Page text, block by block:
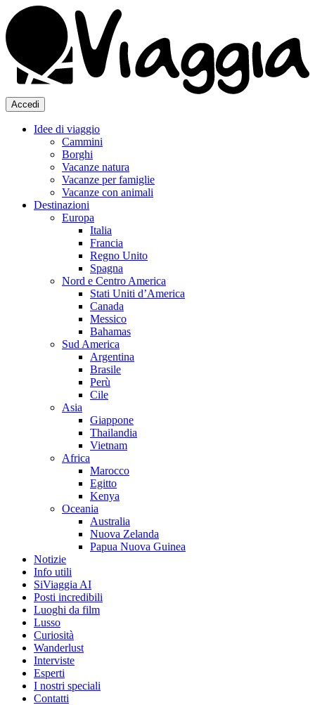
Accedi
Idee di viaggio
Cammini
Borghi
Vacanze natura
Vacanze per famiglie
Vacanze con animali
Destinazioni
Europa
Italia
Francia
Regno Unito
Spagna
Nord e Centro America
Stati Uniti d’America
Canada
Messico
Bahamas
Sud America
Argentina
Brasile
Perù
Cile
Asia
Giappone
Thailandia
Vietnam
Africa
Marocco
Egitto
Kenya
Oceania
Australia
Nuova Zelanda
Papua Nuova Guinea
Notizie
Info utili
SiViaggia AI
Posti incredibili
Luoghi da film
Lusso
Curiosità
Wanderlust
Interviste
Esperti
I nostri speciali
Contatti